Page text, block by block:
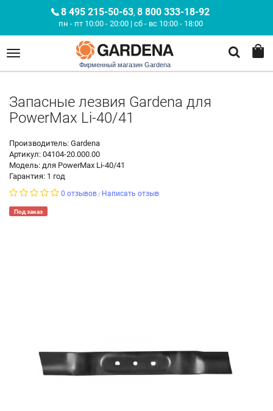
8 495 215-50-63, 8 800 333-18-92
пн - пт 10:00 - 20:00 | сб - вс 10:00 - 18:00
Фирменный магазин Gardena
Запасные лезвия Gardena для
PowerMax Li-40/41
Производитель: Gardena
Артикул: 04104-20.000.00
Модель: для PowerMax Li-40/41
Гарантия: 1 год
0 отзывов / Написать отзыв
Под заказ